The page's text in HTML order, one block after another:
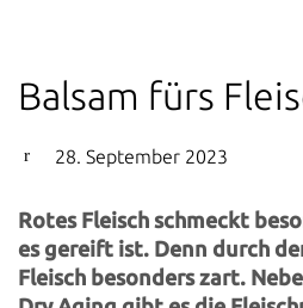
Balsam fürs
28. September 2023
Rotes Fleisch schmeckt
es gereift ist. Denn durch
Fleisch besonders zart.